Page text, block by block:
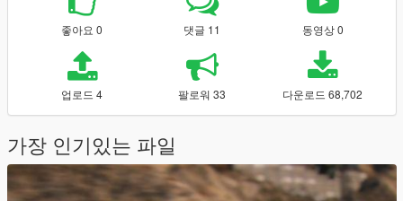
좋아요 0 댓글 11 동영상 0
업로드 4 팔로워 33 다운로드 68,702
가장 인기있는 파일